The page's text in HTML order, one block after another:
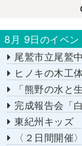
8月 9日のイベン
尾鷲市立尾鷲
ヒノキの木工
「熊野の水と
完成報告会「白模
東紀州キッズ
〈２日間開催